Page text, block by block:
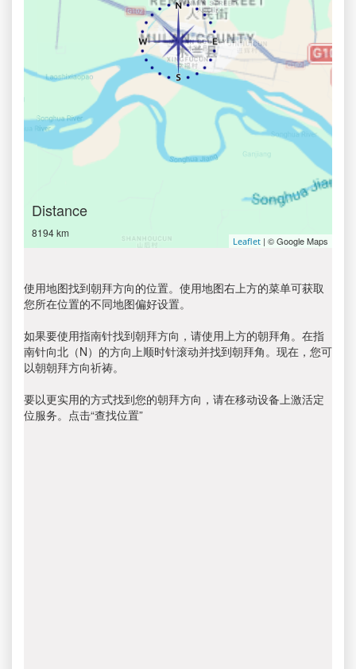
Distance
8194 km
Leaflet | © Google Maps
使用地图找到朝拜方向的位置。使用地图右上方的菜单可获取
您所在位置的不同地图偏好设置。
如果要使用指南针找到朝拜方向，请使用上方的朝拜角。在指
南针向北（N）的方向上顺时针滚动并找到朝拜角。现在，您可
以朝朝拜方向祈祷。
要以更实用的方式找到您的朝拜方向，请在移动设备上激活定
位服务。点击“查找位置”